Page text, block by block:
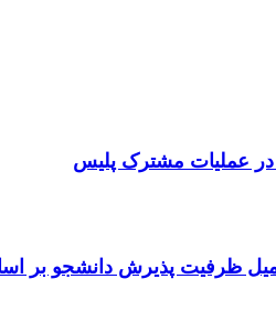
ظرفیت پذیرش دانشجو بر